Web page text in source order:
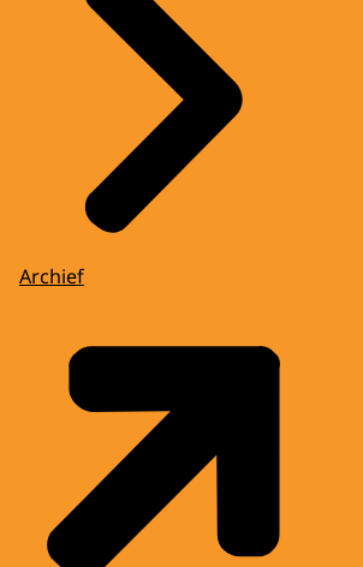
Archief